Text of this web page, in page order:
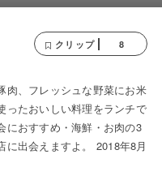
クリップ 8
肉、フレッシュな野菜にお米
ったおいしい料理をランチで
におすすめ・海鮮・お肉の3
出会えますよ。 2018年8月